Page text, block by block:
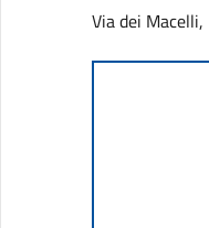
Via dei